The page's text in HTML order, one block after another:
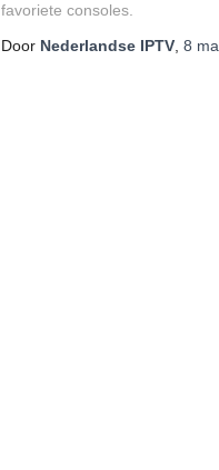
favoriete consoles.
Door Nederlandse IPTV 8